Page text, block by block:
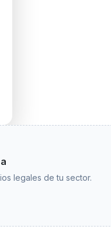
legales de tu sector.